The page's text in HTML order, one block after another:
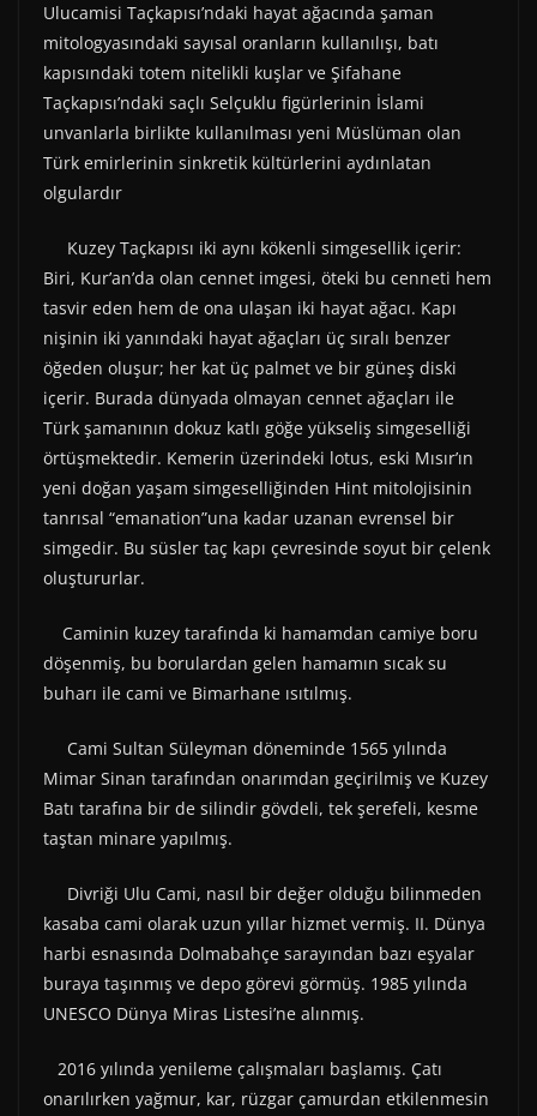
Ulucamisi Taçkapısı’ndaki hayat ağacında şaman
mitologyasındaki sayısal oranların kullanılışı, batı
kapısındaki totem nitelikli kuşlar ve Şifahane
Taçkapısı’ndaki saçlı Selçuklu figürlerinin İslami
unvanlarla birlikte kullanılması yeni Müslüman olan
Türk emirlerinin sinkretik kültürlerini aydınlatan
olgulardır
Kuzey Taçkapısı iki aynı kökenli simgesellik içerir:
Biri, Kur’an’da olan cennet imgesi, öteki bu cenneti hem
tasvir eden hem de ona ulaşan iki hayat ağacı. Kapı
nişinin iki yanındaki hayat ağaçları üç sıralı benzer
öğeden oluşur; her kat üç palmet ve bir güneş diski
içerir. Burada dünyada olmayan cennet ağaçları ile
Türk şamanının dokuz katlı göğe yükseliş simgeselliği
örtüşmektedir. Kemerin üzerindeki lotus, eski Mısır’ın
yeni doğan yaşam simgeselliğinden Hint mitolojisinin
tanrısal “emanation”una kadar uzanan evrensel bir
simgedir. Bu süsler taç kapı çevresinde soyut bir çelenk
oluştururlar.
Caminin kuzey tarafında ki hamamdan camiye boru
döşenmiş, bu borulardan gelen hamamın sıcak su
buharı ile cami ve Bimarhane ısıtılmış.
Cami Sultan Süleyman döneminde 1565 yılında
Mimar Sinan tarafından onarımdan geçirilmiş ve Kuzey
Batı tarafına bir de silindir gövdeli, tek şerefeli, kesme
taştan minare yapılmış.
Divriği Ulu Cami, nasıl bir değer olduğu bilinmeden
kasaba cami olarak uzun yıllar hizmet vermiş. II. Dünya
harbi esnasında Dolmabahçe sarayından bazı eşyalar
buraya taşınmış ve depo görevi görmüş. 1985 yılında
UNESCO Dünya Miras Listesi’ne alınmış.
2016 yılında yenileme çalışmaları başlamış. Çatı
onarılırken yağmur, kar, rüzgar çamurdan etkilenmesin